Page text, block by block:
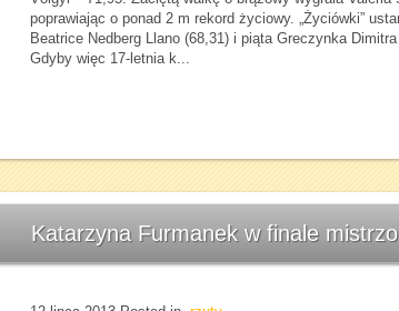
poprawiając o ponad 2 m rekord życiowy. „Życiówki”
Beatrice Nedberg Llano (68,31) i piąta Greczynka
Gdyby więc 17-letnia k...
Katarzyna Furmanek w finale